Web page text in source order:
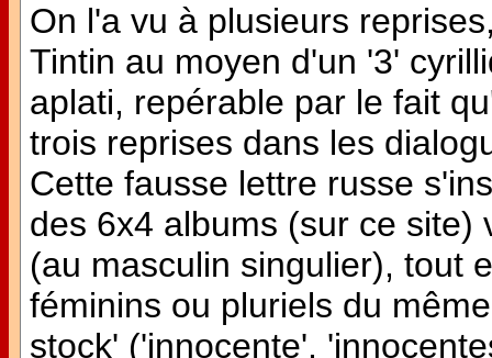
On l'a vu à plusieurs
Tintin au moyen d'un '3'
aplati, repérable par le fait
trois reprises dans les
Cette fausse lettre russe
des 6x4 albums (sur ce site)
(au masculin singulier), tout
féminins ou pluriels du
stock' ('innocente',